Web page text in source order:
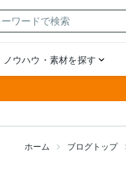
ホーム ブログトップ